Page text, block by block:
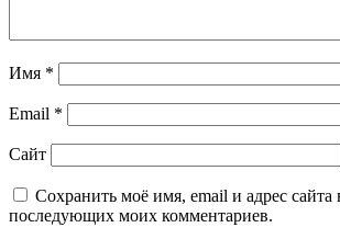
Имя *
Email *
Сайт
Сохранить моё имя, email и адрес сайта
последующих моих комментариев.